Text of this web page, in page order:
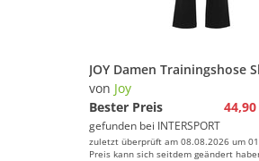
von Joy
Bester Preis
gefunden bei INTERSPORT
zuletzt überprüft am 08.08.2026 um
Preis kann sich seitdem geändert